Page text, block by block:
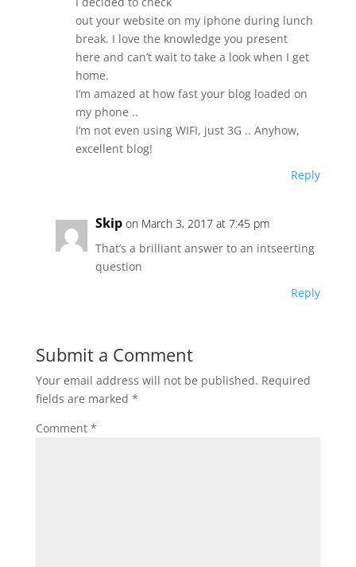
out your website on my iphone during lunch
break. I love the knowledge you present
here and can’t wait to take a look when I get
home.
I’m amazed at how fast your blog loaded on
my phone ..
I’m not even using WIFI, just 3G .. Anyhow,
excellent blog!
Reply
Skip on March 3, 2017 at 7:45 pm
That’s a brilliant answer to an intseerting
question
Reply
Submit a Comment
Your email address will not be published. Required
fields are marked *
Comment *